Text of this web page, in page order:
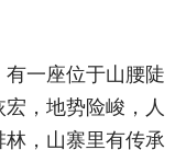
一座位于山腰陡
，地势险峻，人
，山寨里有传承